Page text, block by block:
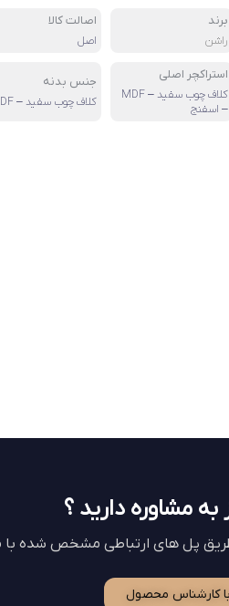
برند
راشن
اصالت کالا
اصل
استراکچر اصلی
کلاف چوب سفید – MDF
– اسفنج
جنس بدنه
کلاف چوب سفید – MDF
به مشاوره دارید ؟
طریق پل های ارتباطی مشخص شده با
کارشناس محصول